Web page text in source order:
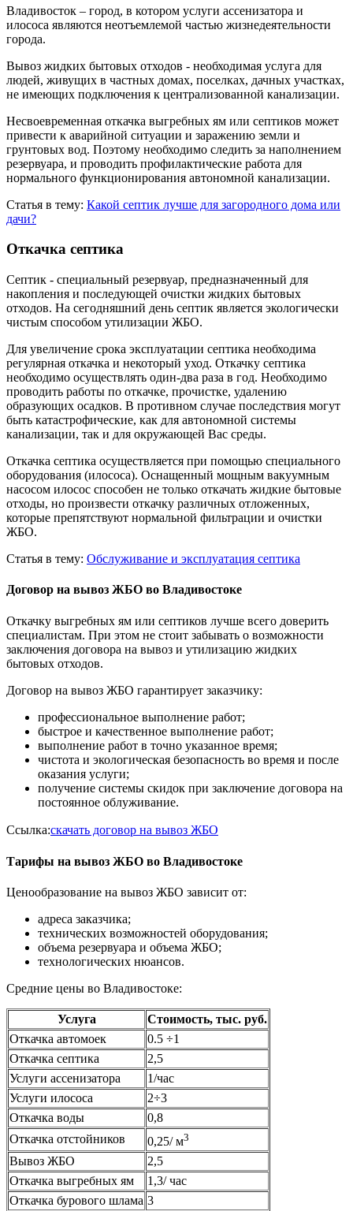
Владивосток – город, в котором услуги ассенизатора и
илососа являются неотъемлемой частью жизнедеятельности
города.
Вывоз жидких бытовых отходов - необходимая услуга для
людей, живущих в частных домах, поселках, дачных участках,
не имеющих подключения к централизованной канализации.
Несвоевременная откачка выгребных ям или септиков может
привести к аварийной ситуации и заражению земли и
грунтовых вод. Поэтому необходимо следить за наполнением
резервуара, и проводить профилактические работа для
нормального функционирования автономной канализации.
Статья в тему: Какой септик лучше для загородного дома или
дачи?
Откачка септика
Септик - специальный резервуар, предназначенный для
накопления и последующей очистки жидких бытовых
отходов. На сегодняшний день септик является экологически
чистым способом утилизации ЖБО.
Для увеличение срока эксплуатации септика необходима
регулярная откачка и некоторый уход. Откачку септика
необходимо осуществлять один-два раза в год. Необходимо
проводить работы по откачке, прочистке, удалению
образующих осадков. В противном случае последствия могут
быть катастрофические, как для автономной системы
канализации, так и для окружающей Вас среды.
Откачка септика осуществляется при помощью специального
оборудования (илососа). Оснащенный мощным вакуумным
насосом илосос способен не только откачать жидкие бытовые
отходы, но произвести откачку различных отложенных,
которые препятствуют нормальной фильтрации и очистки
ЖБО.
Статья в тему: Обслуживание и эксплуатация септика
Договор на вывоз ЖБО во Владивостоке
Откачку выгребных ям или септиков лучше всего доверить
специалистам. При этом не стоит забывать о возможности
заключения договора на вывоз и утилизацию жидких
бытовых отходов.
Договор на вывоз ЖБО гарантирует заказчику:
профессиональное выполнение работ;
быстрое и качественное выполнение работ;
выполнение работ в точно указанное время;
чистота и экологическая безопасность во время и после
оказания услуги;
получение системы скидок при заключение договора на
постоянное облуживание.
Ссылка:скачать договор на вывоз ЖБО
Тарифы на вывоз ЖБО во Владивостоке
Ценообразование на вывоз ЖБО зависит от:
адреса заказчика;
технических возможностей оборудования;
объема резервуара и объема ЖБО;
технологических нюансов.
Средние цены во Владивостоке:
Услуга
Стоимость, тыс. руб.
Откачка автомоек
0.5 ÷1
Откачка септика
2,5
Услуги ассенизатора
1/час
Услуги илососа
2÷3
Откачка воды
0,8
Откачка отстойников
0,25/ м3
Вывоз ЖБО
2,5
Откачка выгребных ям
1,3/ час
Откачка бурового шлама 3